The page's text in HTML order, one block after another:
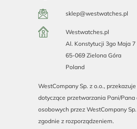
sklep@westwatches.pl
Westwatches.pl
Al. Konstytucji 3go Maja 7
65-069 Zielona Góra
Poland
WestCompany Sp. z o.o.,
dotyczące przetwarzania Pani/Pana
osobowych przez WestCompany Sp.
zgodnie z rozporządzeniem.